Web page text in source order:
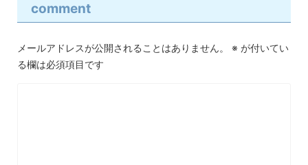
comment
メールアドレスが公開されることはありません。 ※ が付いてい
る欄は必須項目です